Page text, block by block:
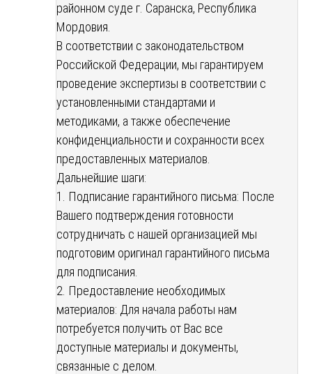
районном суде г. Саранска, Республика
Мордовия.
В соответствии с законодательством
Российской Федерации, мы гарантируем
проведение экспертизы в соответствии с
установленными стандартами и
методиками, а также обеспечение
конфиденциальности и сохранности всех
предоставленных материалов.
Дальнейшие шаги:
1. Подписание гарантийного письма: После
Вашего подтверждения готовности
сотрудничать с нашей организацией мы
подготовим оригинал гарантийного письма
для подписания.
2. Предоставление необходимых
материалов: Для начала работы нам
потребуется получить от Вас все
доступные материалы и документы,
связанные с делом.